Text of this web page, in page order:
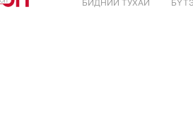
БИДНИЙ ТУХАЙ